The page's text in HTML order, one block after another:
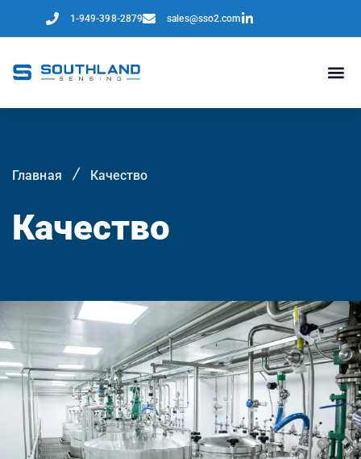
1-949-398-2879 sales@sso2.com
Главная Качество
Качество